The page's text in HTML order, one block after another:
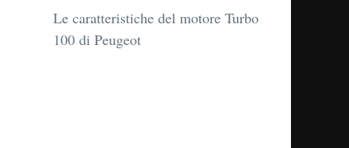
Le caratteristiche del motore Turbo
100 di Peugeot